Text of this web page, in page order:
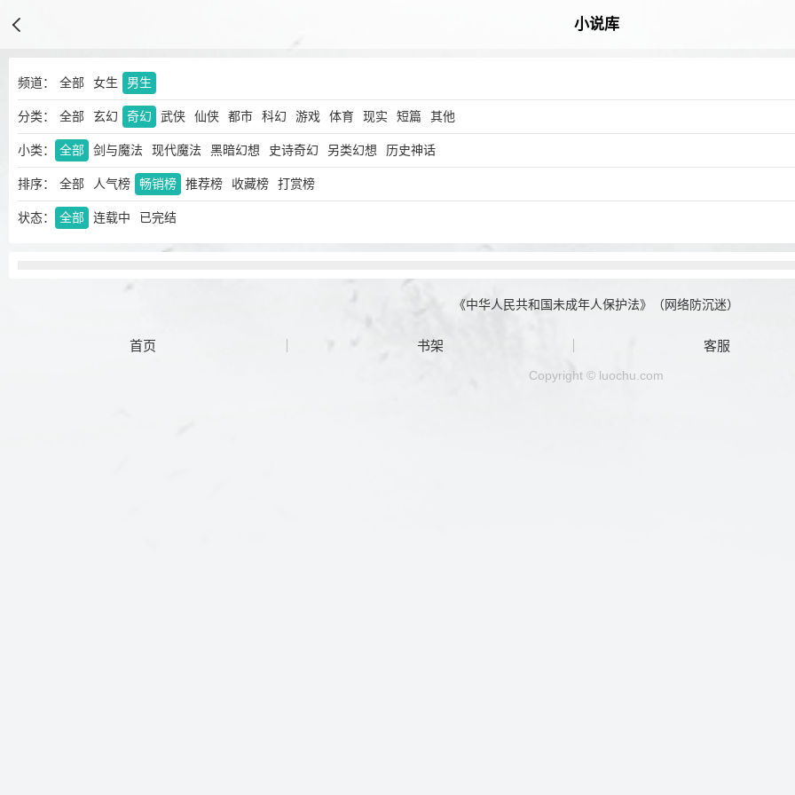
小说库
频道： 全部 女生 男生
分类： 全部 玄幻 奇幻 武侠 仙侠 都市 科幻 游戏 体育 现实 短篇 其他
小类： 全部 剑与魔法 现代魔法 黑暗幻想 史诗奇幻 另类幻想 历史神话
排序： 全部 人气榜 畅销榜 推荐榜 收藏榜 打赏榜
状态： 全部 连载中 已完结
《中华人民共和国未成年人保护法》（网络防沉迷）
首页 书架 客服
Copyright © luochu.com